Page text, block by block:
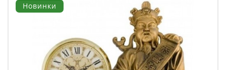
Новинки